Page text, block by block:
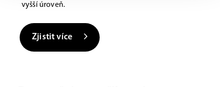
vyšší úroveň.
Zjistit více